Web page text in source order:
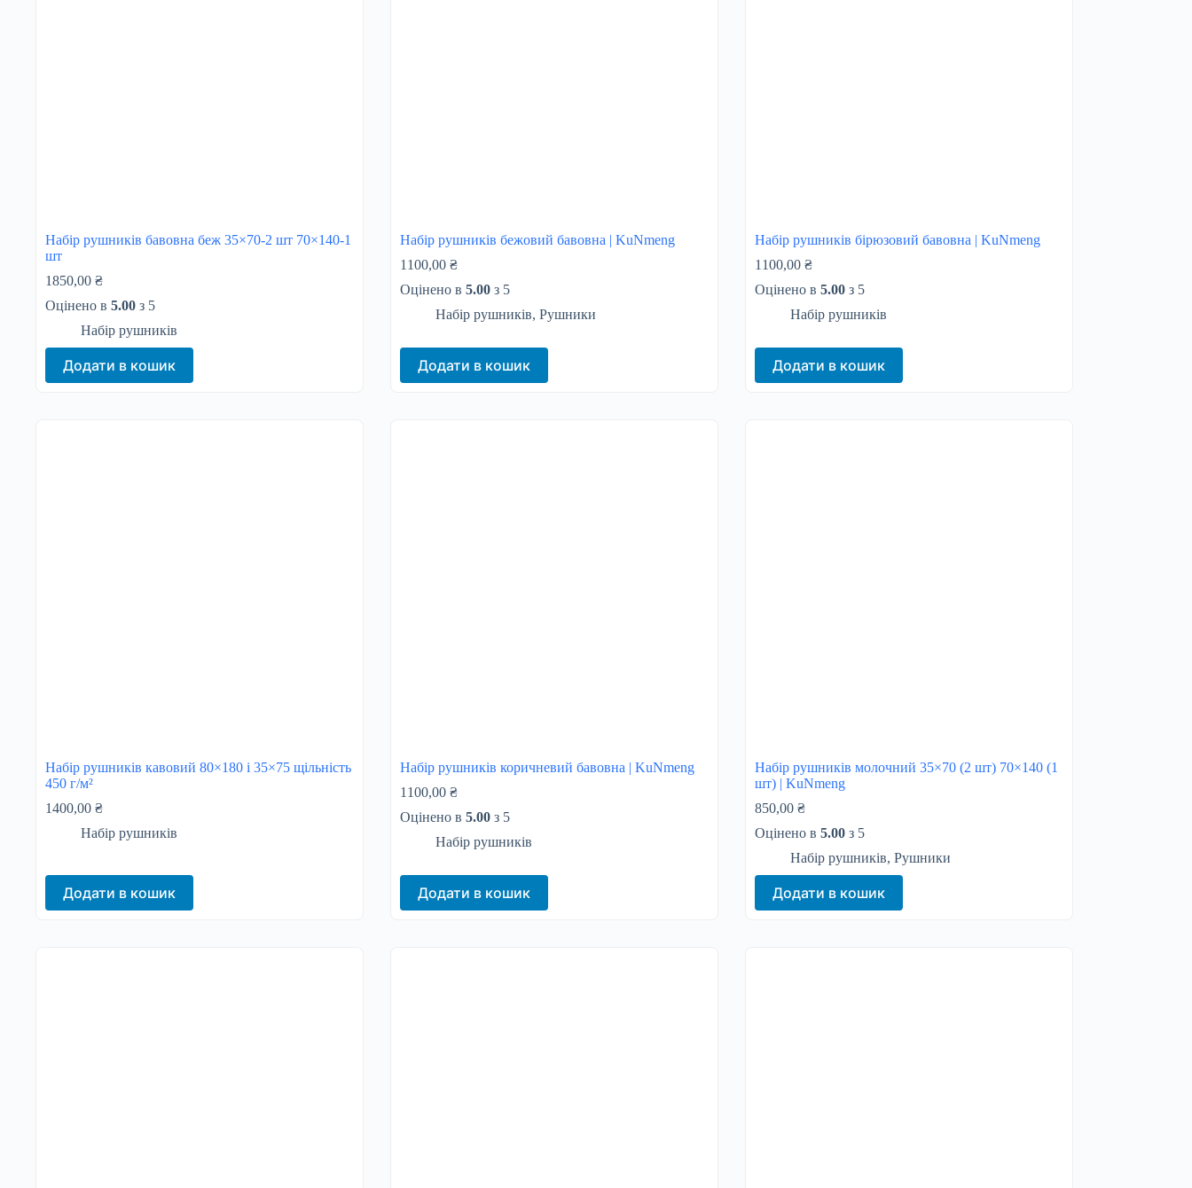
Набір рушників бавовна беж 35×70-2 шт 70×140-1
шт
1850,00 ₴
Оцінено в 5.00 з 5
Набір рушників
Додати в кошик
Набір рушників бежовий бавовна | KuNmeng
1100,00 ₴
Оцінено в 5.00з 5
Набір рушників, Рушники
Додати в кошик
Набір рушників бірюзовий бавовна | KuNmeng
1100,00 ₴
Оцінено в 5.00з 5
Набір рушників
Додати в кошик
Набір рушників кавовий 80×180 і 35×75 щільність
450 г/м²
1400,00 ₴
Набір рушників
Додати в кошик
Набір рушників коричневий бавовна | KuNmeng
1100,00 ₴
Оцінено в 5.00з 5
Набір рушників
Додати в кошик
Набір рушників молочний 35×70 (2 шт) 70×140 (1
шт) | KuNmeng
850,00 ₴
Оцінено в 5.00з 5
Набір рушників, Рушники
Додати в кошик